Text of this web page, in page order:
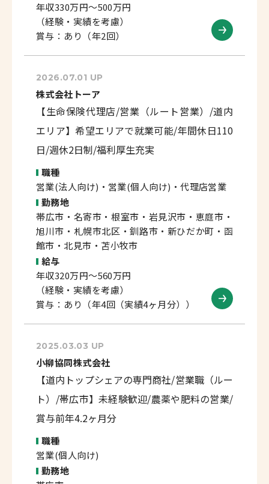
年収330万円～500万円
（経験・実績を考慮）
賞与：あり（年2回）
2026.07.01 UP
株式会社トーア
【生命保険代理店/営業（ルート営業）/道内
エリア】希望エリアで就業可能/年間休日110
日/週休2日制/福利厚生充実
職種
営業(法人向け)・営業(個人向け)・代理店営業
勤務地
帯広市・名寄市・根室市・岩見沢市・恵庭市・
旭川市・札幌市北区・釧路市・新ひだか町・函
館市・北見市・苫小牧市
給与
年収320万円～560万円
（経験・実績を考慮）
賞与：あり（年4回（実績4ヶ月分））
2025.03.03 UP
小柳協同株式会社
【道内トップシェアの専門商社/営業職（ルー
ト）/帯広市】未経験歓迎/農薬や肥料の営業/
賞与前年4.2ヶ月分
職種
営業(個人向け)
勤務地